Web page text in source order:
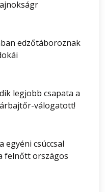
edzőtáboroznak
legjobb csapata a
válogatott!
egyéni csúccsal
felnőtt országos